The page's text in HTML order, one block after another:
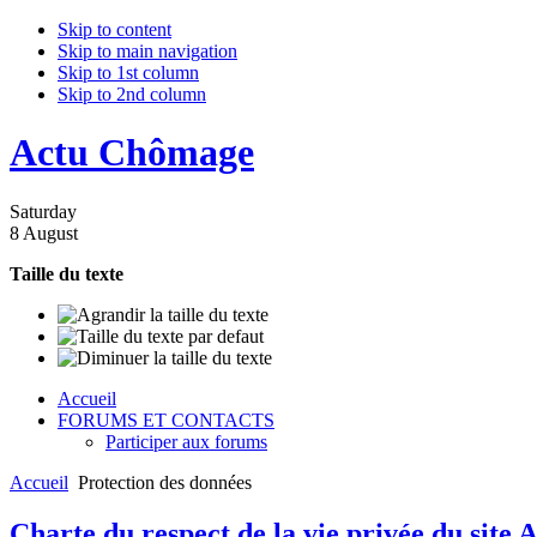
Skip to content
Skip to main navigation
Skip to 1st column
Skip to 2nd column
Actu Chômage
Saturday
8 August
Taille du texte
Accueil
FORUMS ET CONTACTS
Participer aux forums
Accueil Protection des données